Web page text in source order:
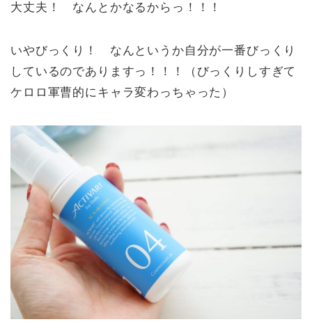
大丈夫！ なんとかなるからっ！！！
いやびっくり！ なんというか自分が一番びっくり
しているのでありますっ！！！（びっくりしすぎて
ケロロ軍曹的にキャラ変わっちゃった）